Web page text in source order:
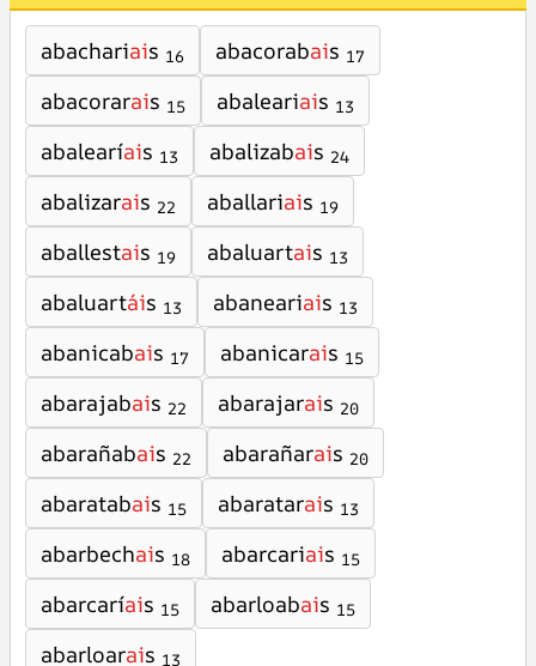
abachariais 16 abacorabais 17
abacorarais 15 abaleariais 13
abalearíais 13 abalizabais 24
abalizarais 22 aballariais 19
aballestais 19 abaluartais 13
abaluartáis 13 abaneariais 13
abanicabais 17 abanicarais 15
abarajabais 22 abarajarais 20
abarañabais 22 abarañarais 20
abaratabais 15 abaratarais 13
abarbechais 18 abarcariais 15
abarcaríais 15 abarloabais 15
abarloarais 13